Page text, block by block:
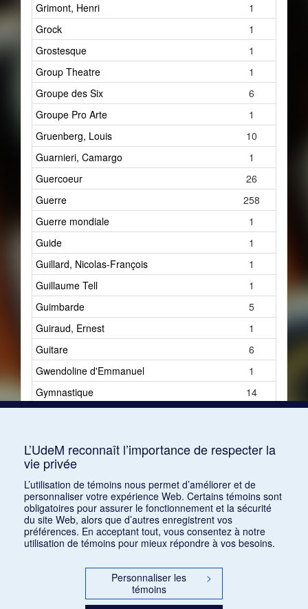
Grimont, Henri
1
Grock
1
Grostesque
1
Group Theatre
1
Groupe des Six
6
Groupe Pro Arte
1
Gruenberg, Louis
10
Guarnieri, Camargo
1
Guercoeur
26
Guerre
258
Guerre mondiale
1
Guide
1
Guillard, Nicolas-François
1
Guillaume Tell
1
Guimbarde
5
Guiraud, Ernest
1
Guitare
6
Gwendoline d'Emmanuel
1
Gymnastique
14
L’UdeM reconnaît l’importance de respecter la
vie privée
L’utilisation de témoins nous permet d’améliorer et de
personnaliser votre expérience Web. Certains témoins sont
obligatoires pour assurer le fonctionnement et la sécurité
du site Web, alors que d’autres enregistrent vos
préférences. En acceptant tout, vous consentez à notre
utilisation de témoins pour mieux répondre à vos besoins.
Personnaliser les
témoins
>